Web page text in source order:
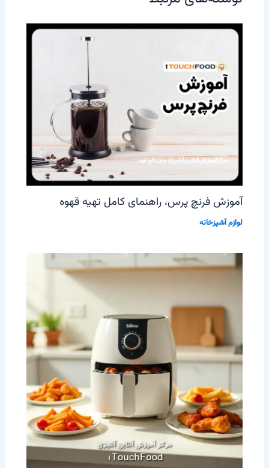
آموزش فرنچ پرس، راهنمای کامل تهیه قهوه
لوازم آشپزخانه